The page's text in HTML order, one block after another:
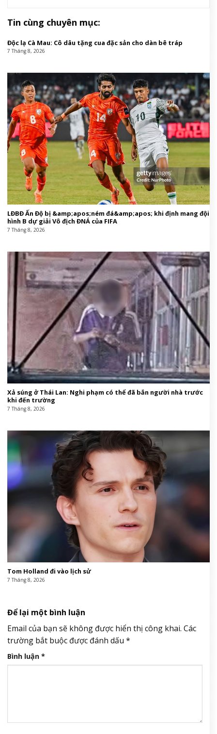
Tin cùng chuyên mục:
Độc lạ Cà Mau: Cô dâu tặng cua đặc sản cho dàn bê tráp
7 Tháng 8, 2026
LĐBĐ Ấn Độ bị &amp;apos;ném đá&amp;apos; khi định mang đội
hình B dự giải Vô địch ĐNÁ của FIFA
7 Tháng 8, 2026
Xả súng ở Thái Lan: Nghi phạm có thể đã bắn người nhà trước
khi đến trường
7 Tháng 8, 2026
Tom Holland đi vào lịch sử
7 Tháng 8, 2026
Để lại một bình luận
Email của bạn sẽ không được hiển thị công khai. Các
trường bắt buộc được đánh dấu *
Bình luận *